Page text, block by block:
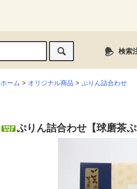
検索
ホーム > オリジナル商品 > ぷりん詰合わせ
ぷりん詰合わせ【球磨茶